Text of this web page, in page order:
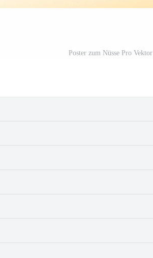
Poster zum Nüsse Pro Vektor